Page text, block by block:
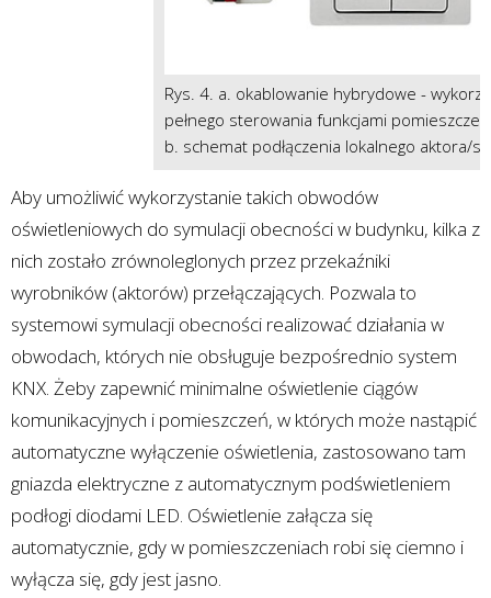
Rys. 4. a. okablowanie hybrydowe -
pełnego sterowania funkcjami
b. schemat podłączenia lokalnego aktora/
Aby umożliwić wykorzystanie takich obwodów
oświetleniowych do symulacji obecności w budynku, kilka z
nich zostało zrównoleglonych przez przekaźniki
wyrobników (aktorów) przełączających. Pozwala to
systemowi symulacji obecności realizować działania w
obwodach, których nie obsługuje bezpośrednio system
KNX. Żeby zapewnić minimalne oświetlenie ciągów
komunikacyjnych i pomieszczeń, w których może nastąpić
automatyczne wyłączenie oświetlenia, zastosowano tam
gniazda elektryczne z automatycznym podświetleniem
podłogi diodami LED. Oświetlenie załącza się
automatycznie, gdy w pomieszczeniach robi się ciemno i
wyłącza się, gdy jest jasno.